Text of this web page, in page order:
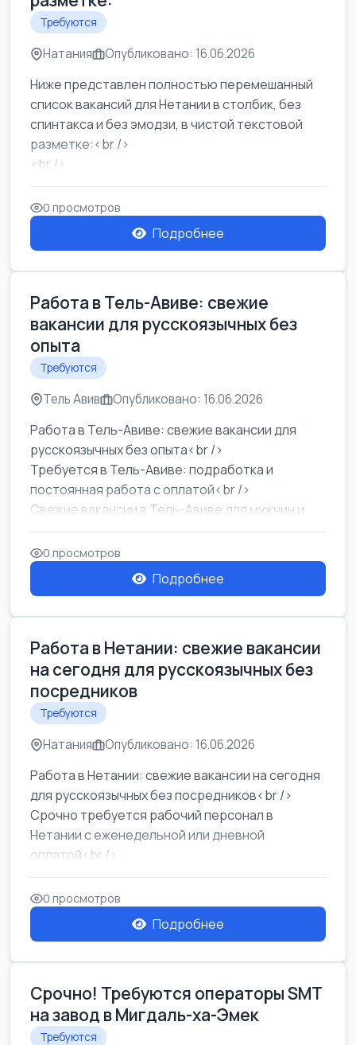
Требуются
Натания Опубликовано: 16.06.2026
Ниже представлен полностью перемешанный
список вакансий для Нетании в столбик, без
спинтакса и без эмодзи, в чистой текстовой
разметке:<br />
<br />
Работа в Нетании на мебельном производстве:
требу...
0 просмотров
Подробнее
Работа в Тель-Авиве: свежие
вакансии для русскоязычных без
опыта
Требуются
Тель Авив Опубликовано: 16.06.2026
Работа в Тель-Авиве: свежие вакансии для
русскоязычных без опыта<br />
Требуется в Тель-Авиве: подработка и
постоянная работа с оплатой<br />
Свежие вакансии в Тель-Авиве для мужчин и
женщин от хозя...
0 просмотров
Подробнее
Работа в Нетании: свежие вакансии
на сегодня для русскоязычных без
посредников
Требуются
Натания Опубликовано: 16.06.2026
Работа в Нетании: свежие вакансии на сегодня
для русскоязычных без посредников<br />
Срочно требуется рабочий персонал в
Нетании с еженедельной или дневной
оплатой<br />
Свежие вакансии в Нетании дл...
0 просмотров
Подробнее
Срочно! Требуются операторы SMT
на завод в Мигдаль-ха-Эмек
Требуются